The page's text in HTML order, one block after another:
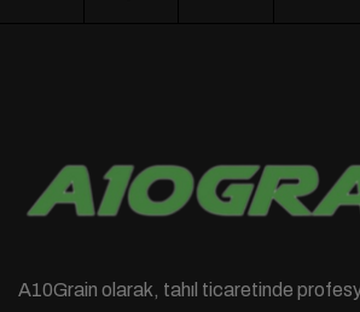
A10Grain olarak, tahıl ticaretinde